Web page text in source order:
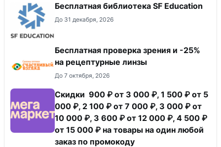
Бесплатная библиотека SF Education
До 31 декабря, 2026
Бесплатная проверка зрения и -25%
на рецептурные линзы
До 7 октября, 2026
Скидки 900 ₽ от 3 000 ₽, 1 500 ₽ от 5
000 ₽, 2 100 ₽ от 7 000 ₽, 3 000 ₽ от
10 000 ₽, 3 600 ₽ от 12 000 ₽, 4 500 ₽
от 15 000 ₽ на товары на один любой
заказ по промокоду